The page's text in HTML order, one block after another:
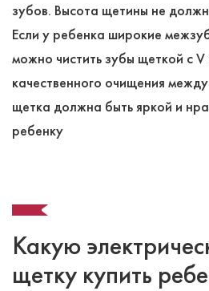
зубов. Высота щетины не
Если у ребенка широкие
можно чистить зубы щеткой с
качественного очищения
щетка должна быть яркой и
ребенку
Какую
щетку купить